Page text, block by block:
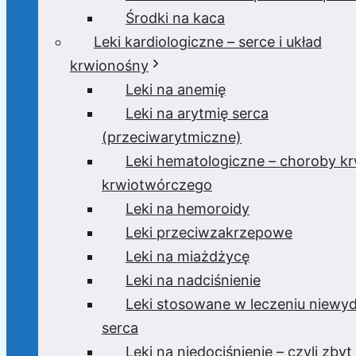
Środki na kaca
Leki kardiologiczne – serce i układ
krwionośny
Leki na anemię
Leki na arytmię serca
(przeciwarytmiczne)
Leki hematologiczne – choroby
krwiotwórczego
Leki na hemoroidy
Leki przeciwzakrzepowe
Leki na miażdżycę
Leki na nadciśnienie
Leki stosowane w leczeniu
serca
Leki na niedociśnienie – czyli zbyt